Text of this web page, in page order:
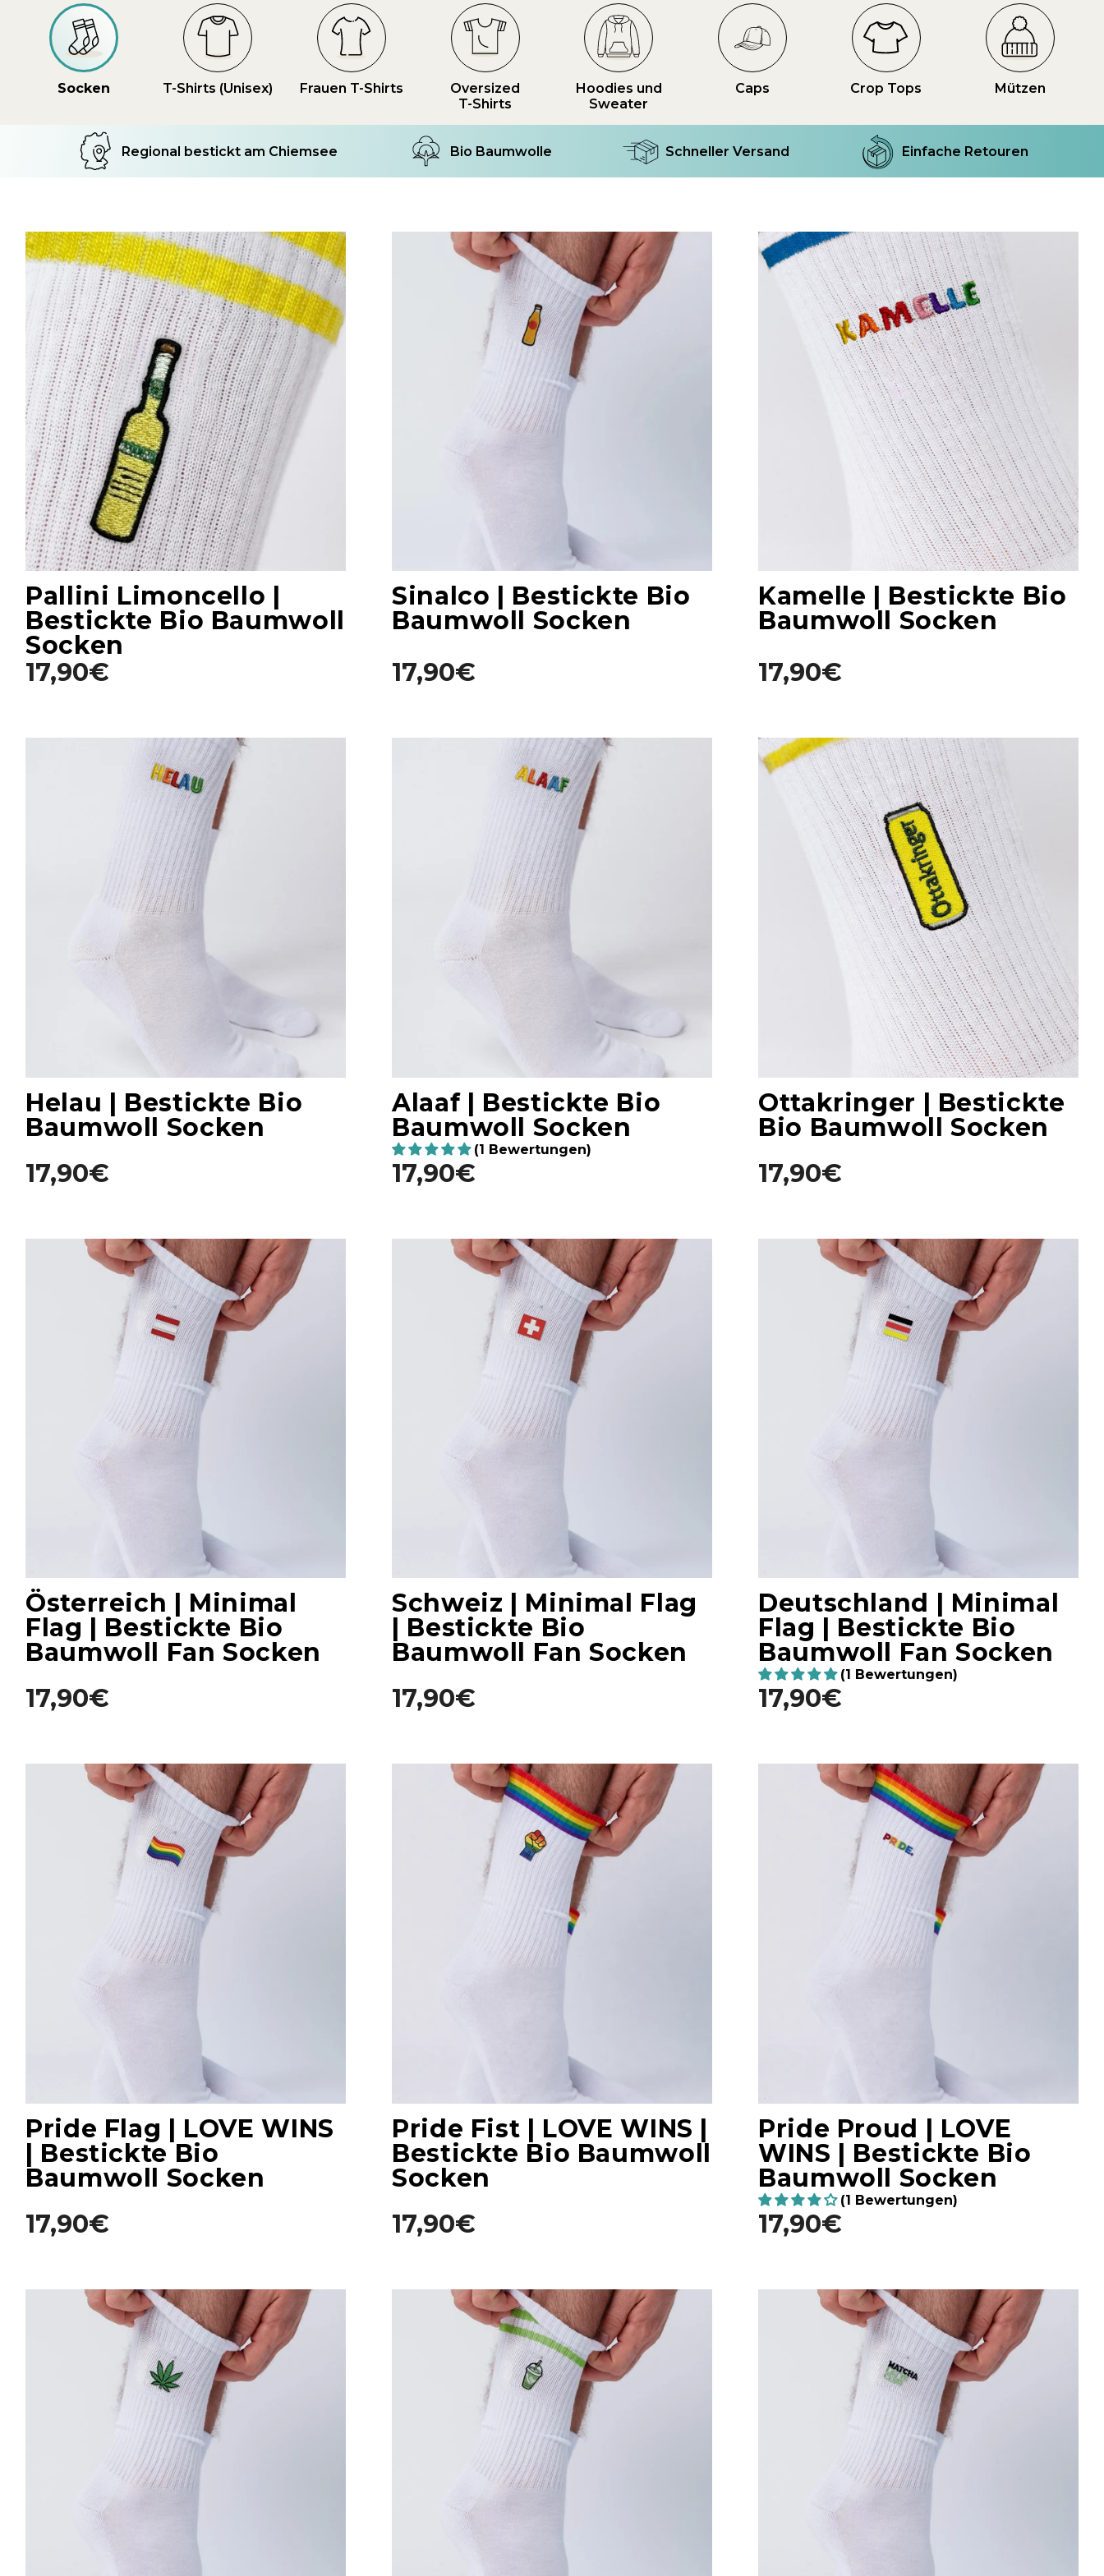
Socken T-Shirts (Unisex) Frauen T-Shirts
Oversized
T-Shirts
Hoodies und
Sweater
Caps Crop Tops Mützen
Regional bestickt am Chiemsee Bio Baumwolle Schneller Versand Einfache Retouren
Pallini Limoncello |
Bestickte Bio Baumwoll
Socken
17,90€
Sinalco | Bestickte Bio
Baumwoll Socken
17,90€
Kamelle | Bestickte Bio
Baumwoll Socken
17,90€
Helau | Bestickte Bio
Baumwoll Socken
17,90€
Alaaf | Bestickte Bio
Baumwoll Socken
(1 Bewertungen)
17,90€
Ottakringer | Bestickte
Bio Baumwoll Socken
17,90€
Österreich | Minimal
Flag | Bestickte Bio
Baumwoll Fan Socken
17,90€
Schweiz | Minimal Flag
| Bestickte Bio
Baumwoll Fan Socken
17,90€
Deutschland | Minimal
Flag | Bestickte Bio
Baumwoll Fan Socken
(1 Bewertungen)
17,90€
Pride Flag | LOVE WINS
| Bestickte Bio
Baumwoll Socken
17,90€
Pride Fist | LOVE WINS |
Bestickte Bio Baumwoll
Socken
17,90€
Pride Proud | LOVE
WINS | Bestickte Bio
Baumwoll Socken
(1 Bewertungen)
17,90€